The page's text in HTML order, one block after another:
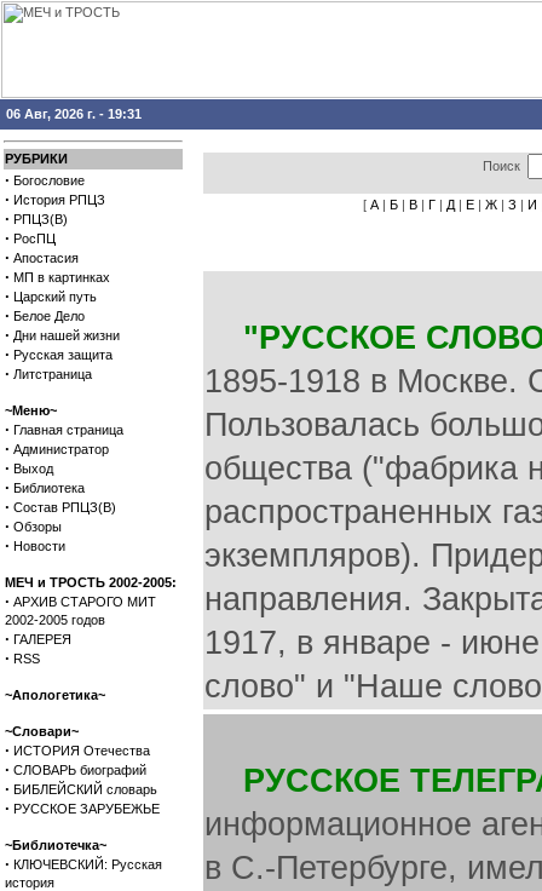
06 Авг, 2026 г. - 19:31
РУБРИКИ
· Богословие
· История РПЦЗ
· РПЦЗ(В)
· РосПЦ
· Апостасия
· МП в картинках
· Царский путь
· Белое Дело
· Дни нашей жизни
· Русская защита
· Литстраница
~Меню~
· Главная страница
· Администратор
· Выход
· Библиотека
· Состав РПЦЗ(В)
· Обзоры
· Новости
МЕЧ и ТРОСТЬ 2002-2005:
· АРХИВ СТАРОГО МИТ
2002-2005 годов
· ГАЛЕРЕЯ
· RSS
~Апологетика~
~Словари~
· ИСТОРИЯ Отечества
· СЛОВАРЬ биографий
· БИБЛЕЙСКИЙ словарь
· РУССКОЕ ЗАРУБЕЖЬЕ
~Библиотечка~
· КЛЮЧЕВСКИЙ: Русская
история
Поиск
[ А | Б | В | Г | Д | Е | Ж | З | И
"РУССКОЕ
1895-1918 в Москве.
Пользовалась
общества ("фабрика
распространенных
экземпляров).
направления.
1917, в январе -
слово" и "Наше
РУССКОЕ
информационное
в С.-Петербурге,